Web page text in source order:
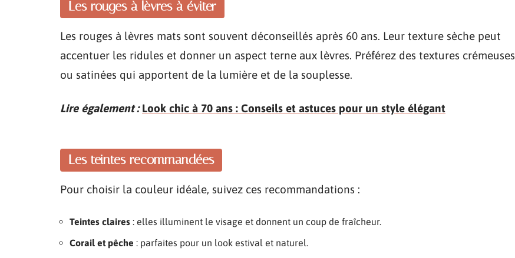
Les rouges à lèvres à éviter
Les rouges à lèvres mats sont souvent déconseillés après 60 ans. Leur texture sèche peut
accentuer les ridules et donner un aspect terne aux lèvres. Préférez des textures crémeuses
ou satinées qui apportent de la lumière et de la souplesse.
Lire également : Look chic à 70 ans : Conseils et astuces pour un style élégant
Les teintes recommandées
Pour choisir la couleur idéale, suivez ces recommandations :
Teintes claires : elles illuminent le visage et donnent un coup de fraîcheur.
Corail et pêche : parfaites pour un look estival et naturel.